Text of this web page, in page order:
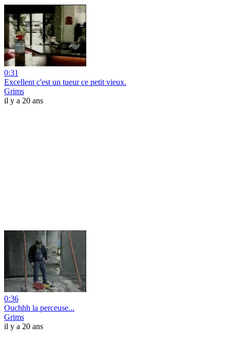
0:31
Excellent c'est un tueur ce petit vieux.
Grims
il y a 20 ans
0:36
Ouchhh la perceuse...
Grims
il y a 20 ans